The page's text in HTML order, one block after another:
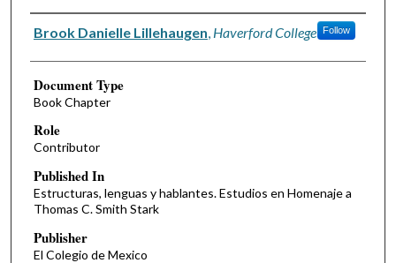
Authors
Brook Danielle Lillehaugen Haverford College Follow
Document Type
Book Chapter
Role
Contributor
Published In
Estructuras, lenguas y hablantes. Estudios en Homenaje a
Thomas C. Smith Stark
Publisher
El Colegio de Mexico